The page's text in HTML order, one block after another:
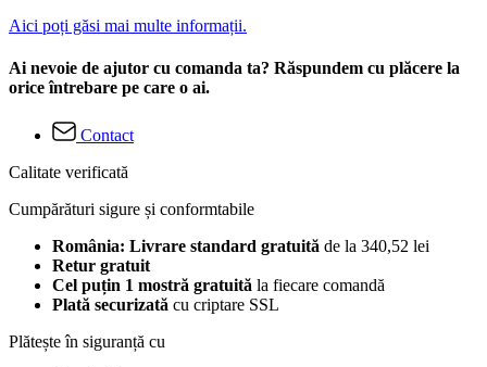
Aici poți găsi mai multe informații.
Ai nevoie de ajutor cu comanda ta? Răspundem cu plăcere la
orice întrebare pe care o ai.
Contact
Calitate verificată
Cumpărături sigure și conformtabile
România: Livrare standard gratuită de la 340,52 lei
Retur gratuit
Cel puțin 1 mostră gratuită la fiecare comandă
Plată securizată cu criptare SSL
Plătește în siguranță cu